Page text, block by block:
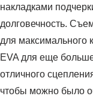
накладками
долговечность.
для
EVA для еще
отличного
чтобы можно было